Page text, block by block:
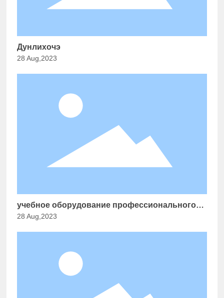
Дунлихочэ
28 Aug,2023
учебное оборудование профессионального
института
28 Aug,2023